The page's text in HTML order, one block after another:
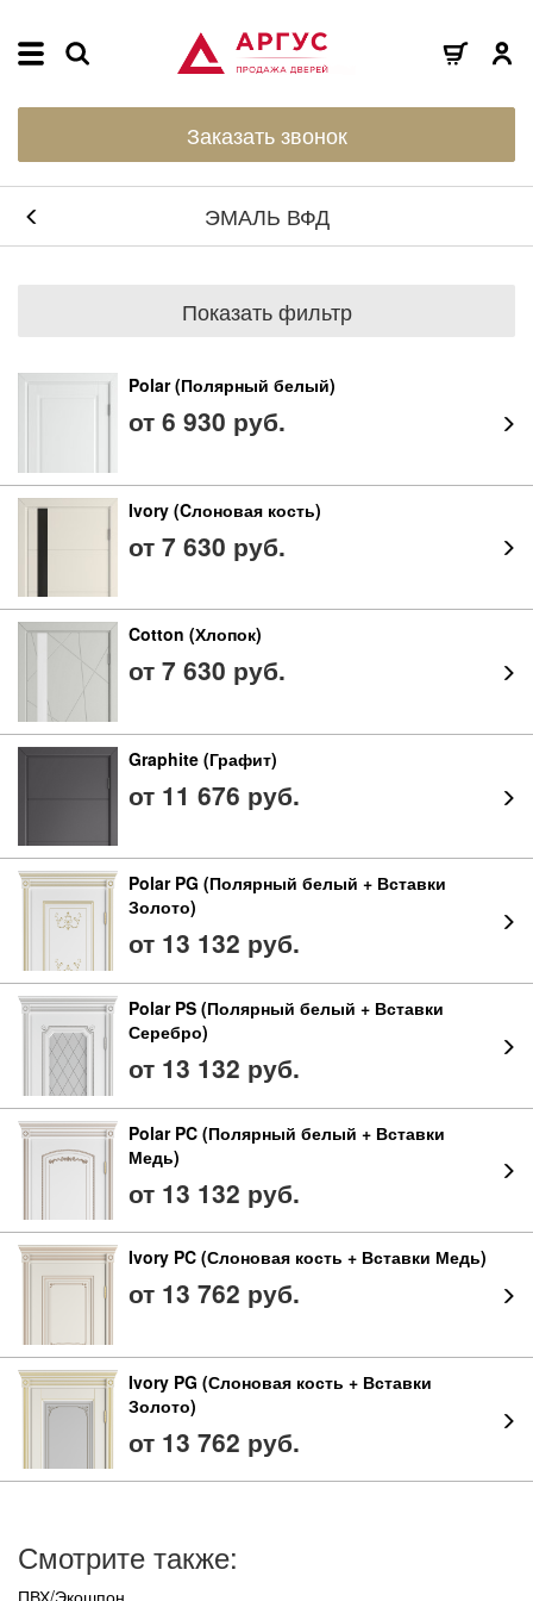
Заказать звонок
ЭМАЛЬ ВФД
Показать фильтр
Polar (Полярный белый)
от 6 930 руб.
Ivory (Cлоновая кость)
от 7 630 руб.
Cotton (Хлопок)
от 7 630 руб.
Graphite (Графит)
от 11 676 руб.
Polar PG (Полярный белый + Вставки
Золото)
от 13 132 руб.
Polar PS (Полярный белый + Вставки
Серебро)
от 13 132 руб.
Polar PC (Полярный белый + Вставки
Медь)
от 13 132 руб.
Ivory PC (Слоновая кость + Вставки Медь)
от 13 762 руб.
Ivory PG (Слоновая кость + Вставки
Золото)
от 13 762 руб.
Смотрите также: